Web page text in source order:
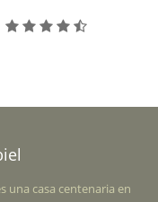
una casa centenaria en